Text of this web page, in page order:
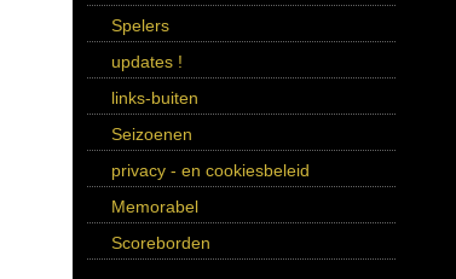
Spelers
updates !
links-buiten
Seizoenen
privacy - en cookiesbeleid
Memorabel
Scoreborden